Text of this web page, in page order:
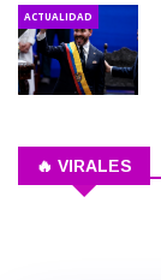
ACTUALIDAD
🔥 VIRALES